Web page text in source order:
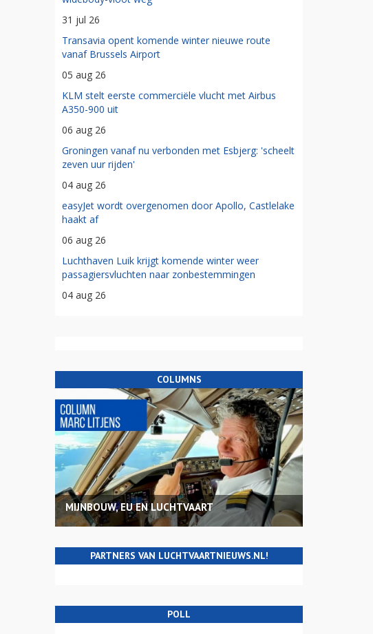
31 jul 26
Transavia opent komende winter nieuwe route
vanaf Brussels Airport
05 aug 26
KLM stelt eerste commerciële vlucht met Airbus
A350-900 uit
06 aug 26
Groningen vanaf nu verbonden met Esbjerg: 'scheelt
zeven uur rijden'
04 aug 26
easyJet wordt overgenomen door Apollo, Castlelake
haakt af
06 aug 26
Luchthaven Luik krijgt komende winter weer
passagiersvluchten naar zonbestemmingen
04 aug 26
COLUMNS
MIJNBOUW, EU EN LUCHTVAART
PARTNERS VAN LUCHTVAARTNIEUWS.NL!
POLL